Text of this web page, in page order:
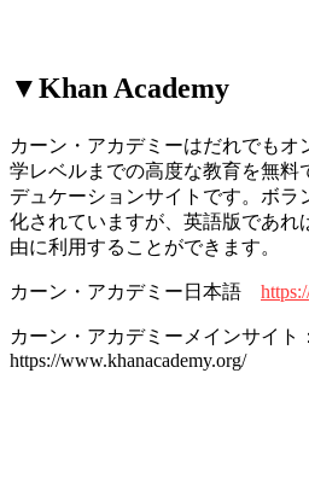
▼Khan Academy
カーン・アカデミーはだれでもオ
学レベルまでの高度な教育を無料
デュケーションサイトです。ボラ
化されていますが、英語版であれ
由に利用することができます。
カーン・アカデミー日本語
カーン・アカデミーメインサイト：
https://www.khanacademy.org/